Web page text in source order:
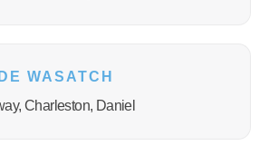
WASATCH
Charleston, Daniel